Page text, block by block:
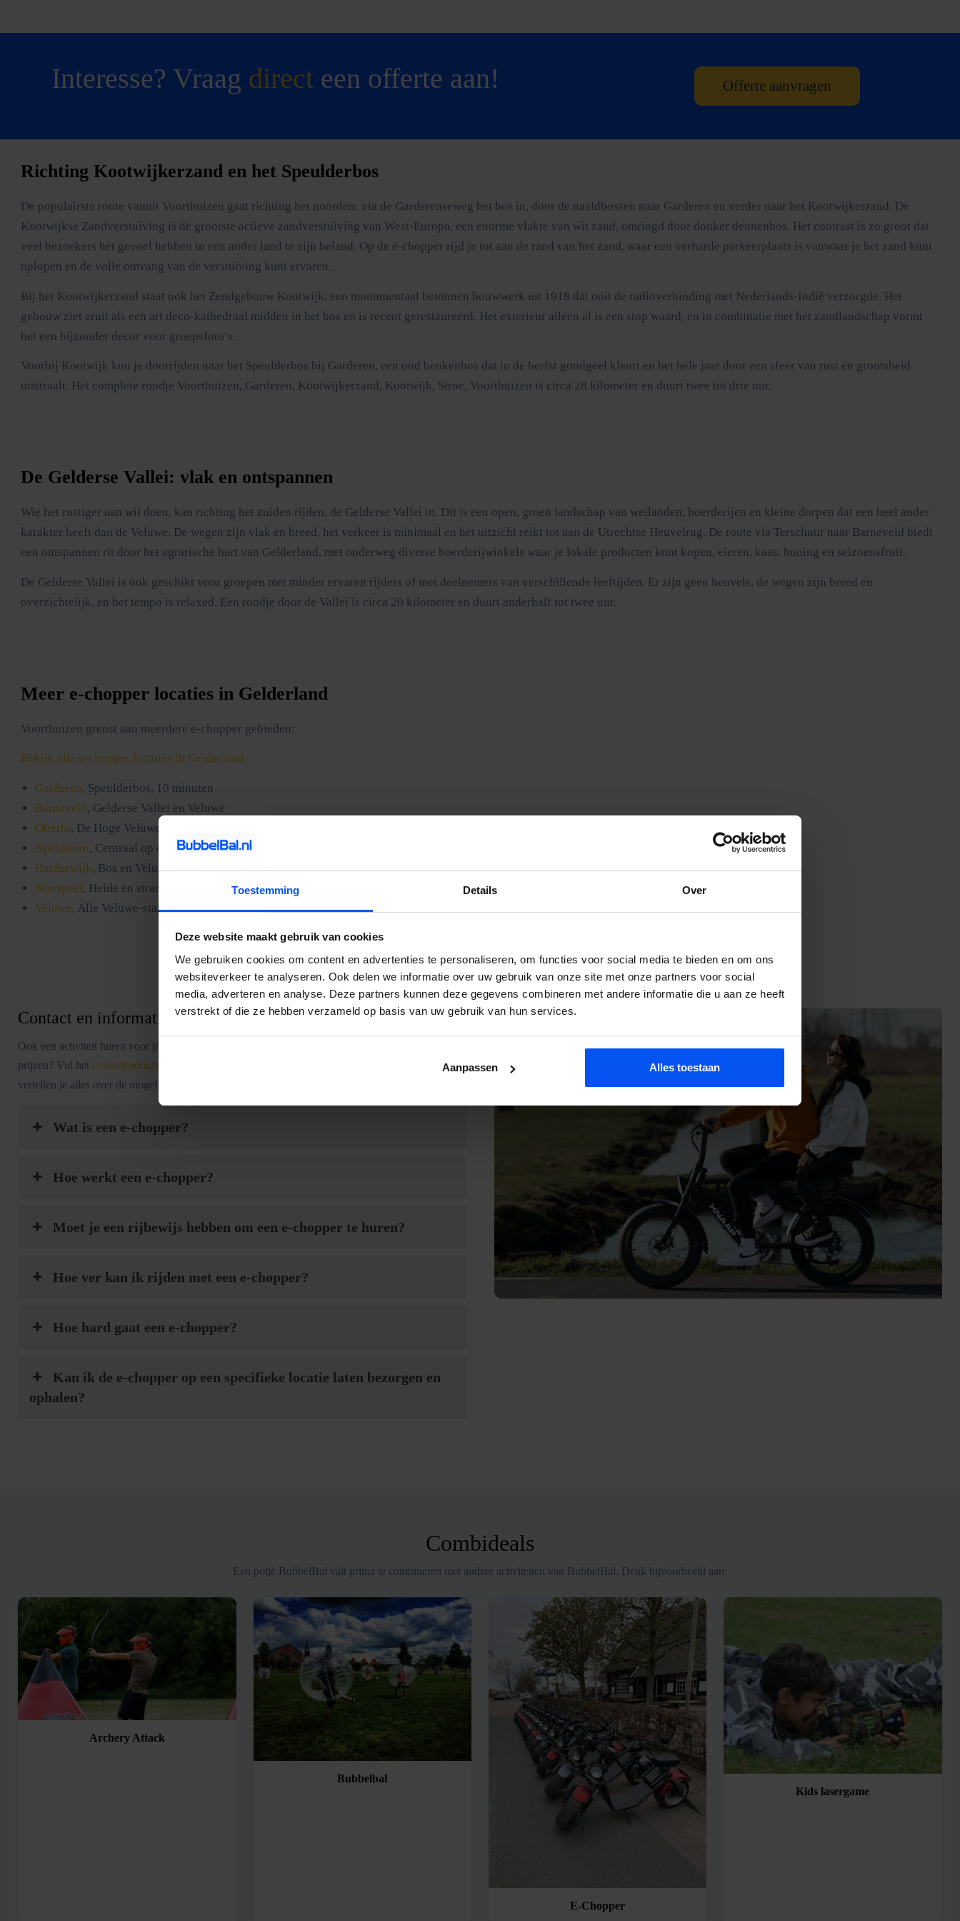
Toestemming Details Over
Deze website maakt gebruik van cookies
We gebruiken cookies om content en advertenties te personaliseren, om functies voor social media te bieden en om ons
websiteverkeer te analyseren. Ook delen we informatie over uw gebruik van onze site met onze partners voor social
media, adverteren en analyse. Deze partners kunnen deze gegevens combineren met andere informatie die u aan ze heeft
verstrekt of die ze hebben verzameld op basis van uw gebruik van hun services.
Aanpassen Alles toestaan
Interesse? Vraag direct een offerte aan! Offerte aanvragen
Richting Kootwijkerzand en het Speulderbos
De populairste route vanuit Voorthuizen gaat richting het noorden: via de Garderenseweg het bos in, door de naaldbossen naar Garderen en verder naar het Kootwijkerzand. De
Kootwijkse Zandverstuiving is de grootste actieve zandverstuiving van West-Europa, een enorme vlakte van wit zand, omringd door donker dennenbos. Het contrast is zo groot dat
veel bezoekers het gevoel hebben in een ander land te zijn beland. Op de e-chopper rijd je tot aan de rand van het zand, waar een verharde parkeerplaats is vanwaar je het zand kunt
oplopen en de volle omvang van de verstuiving kunt ervaren.
Bij het Kootwijkerzand staat ook het Zendgebouw Kootwijk, een monumentaal betonnen bouwwerk uit 1918 dat ooit de radioverbinding met Nederlands-Indië verzorgde. Het
gebouw ziet eruit als een art deco-kathedraal midden in het bos en is recent gerestaureerd. Het exterieur alleen al is een stop waard, en in combinatie met het zandlandschap vormt
het een bijzonder decor voor groepsfoto’s.
Voorbij Kootwijk kun je doorrijden naar het Speulderbos bij Garderen, een oud beukenbos dat in de herfst goudgeel kleurt en het hele jaar door een sfeer van rust en grootsheid
uitstraalt. Het complete rondje Voorthuizen, Garderen, Kootwijkerzand, Kootwijk, Stroe, Voorthuizen is circa 28 kilometer en duurt twee tot drie uur.
De Gelderse Vallei: vlak en ontspannen
Wie het rustiger aan wil doen, kan richting het zuiden rijden, de Gelderse Vallei in. Dit is een open, groen landschap van weilanden, boerderijen en kleine dorpen dat een heel ander
karakter heeft dan de Veluwe. De wegen zijn vlak en breed, het verkeer is minimaal en het uitzicht reikt tot aan de Utrechtse Heuvelrug. De route via Terschuur naar Barneveld biedt
een ontspannen rit door het agrarische hart van Gelderland, met onderweg diverse boerderijwinkels waar je lokale producten kunt kopen, eieren, kaas, honing en seizoensfruit.
De Gelderse Vallei is ook geschikt voor groepen met minder ervaren rijders of met deelnemers van verschillende leeftijden. Er zijn geen heuvels, de wegen zijn breed en
overzichtelijk, en het tempo is relaxed. Een rondje door de Vallei is circa 20 kilometer en duurt anderhalf tot twee uur.
Meer e-chopper locaties in Gelderland
Voorthuizen grenst aan meerdere e-chopper gebieden:
Bekijk alle e-chopper locaties in Gelderland
Garderen, Speulderbos, 10 minuten
Barneveld, Gelderse Vallei en Veluwe
Otterlo, De Hoge Veluwe
Apeldoorn, Centraal op de Veluwe
Harderwijk, Bos en Veluwemeer
Nunspeet, Heide en strand
Veluwe, Alle Veluwe-startlocaties
Contact en informatie
Ook een activiteit huren voor jouw uitje? Of heb je nog vragen over onze activiteiten, service of
prijzen? Vul het contactformulier
vertellen je alles over de mogelijkheden en denken graag met je mee.
Wat is een e-chopper?
Hoe werkt een e-chopper?
Moet je een rijbewijs hebben om een e-chopper te huren?
Hoe ver kan ik rijden met een e-chopper?
Hoe hard gaat een e-chopper?
Kan ik de e-chopper op een specifieke locatie laten bezorgen en
ophalen?
Combideals
Een potje BubbelBal valt prima te combineren met andere activiteiten van BubbelBal. Denk bijvoorbeeld aan:
Archery Attack
Bubbelbal
E-Chopper
Kids lasergame